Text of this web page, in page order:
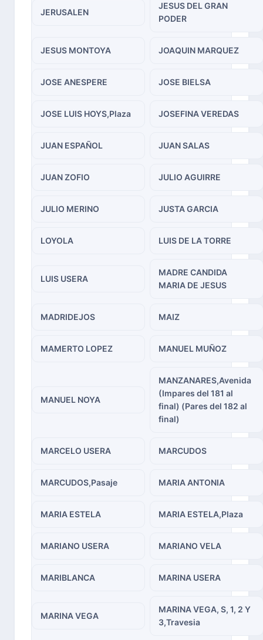
JERUSALEN
JESUS DEL GRAN
PODER
JESUS MONTOYA JOAQUIN MARQUEZ
JOSE ANESPERE JOSE BIELSA
JOSE LUIS HOYS,Plaza JOSEFINA VEREDAS
JUAN ESPAÑOL JUAN SALAS
JUAN ZOFIO JULIO AGUIRRE
JULIO MERINO JUSTA GARCIA
LOYOLA LUIS DE LA TORRE
LUIS USERA
MADRE CANDIDA
MARIA DE JESUS
MADRIDEJOS MAIZ
MAMERTO LOPEZ MANUEL MUÑOZ
MANUEL NOYA
MANZANARES,Avenida
(Impares del 181 al
final) (Pares del 182 al
final)
MARCELO USERA MARCUDOS
MARCUDOS,Pasaje MARIA ANTONIA
MARIA ESTELA MARIA ESTELA,Plaza
MARIANO USERA MARIANO VELA
MARIBLANCA MARINA USERA
MARINA VEGA
MARINA VEGA, S, 1, 2 Y
3,Travesia